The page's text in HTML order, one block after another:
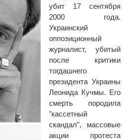
убит 17 сентября
2000 года.
Украинский
оппозиционный
журналист, убитый
после критики
тогдашнего
президента Украины
Леонида Кучмы. Его
смерть породила
"кассетный
скандал", массовые
акции протеста